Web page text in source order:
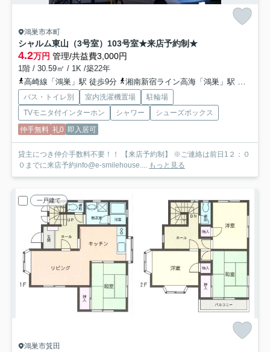
鴻巣市本町
シャルム東山（3号室） 103号室★来店予約制★
4.2万円 管理/共益費3,000円
1階 / 30.59㎡ / 1K /築22年
高崎線「鴻巣」駅 徒歩9分
湘南新宿ライン高海「鴻巣」駅 徒歩9分
バス・トイレ別 室内洗濯機置場
駐輪場
TVモニタ付インターホン
シャワー
シューズボックス
仲手無料 礼0 即入居可
貸主につき仲介手数料不要！！ 【来店予約制】 ※ご連絡は前日1２：０
０までに来店予約info@e-smilehouse.... もっと見る
一戸建て
鴻巣市箕田